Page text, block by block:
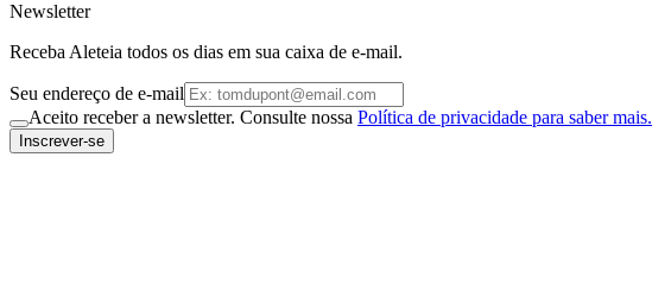
Newsletter
Receba Aleteia todos os dias em sua caixa de e-mail.
Seu endereço de e-mail
Aceito receber a newsletter. Consulte nossa Política de privacidade para saber mais.
Inscrever-se